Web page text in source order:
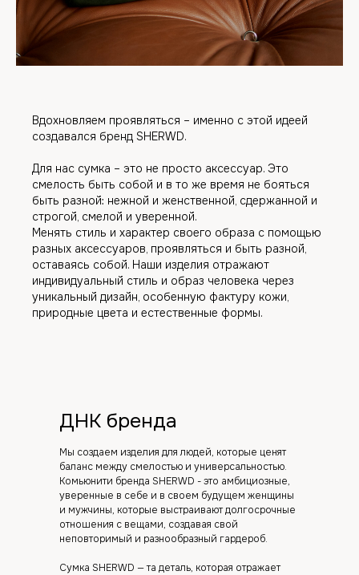
Вдохновляем проявляться – именно с этой идеей
создавался бренд SHERWD.
Для нас сумка – это не просто аксессуар. Это
смелость быть собой и в то же время не бояться
быть разной: нежной и женственной, сдержанной и
строгой, смелой и уверенной.
Менять стиль и характер своего образа с помощью
разных аксессуаров, проявляться и быть разной,
оставаясь собой. Наши изделия отражают
индивидуальный стиль и образ человека через
уникальный дизайн, особенную фактуру кожи,
природные цвета и естественные формы.
ДНК бренда
Мы создаем изделия для людей, которые ценят
баланс между смелостью и универсальностью.
Комьюнити бренда SHERWD - это амбициозные,
уверенные в себе и в своем будущем женщины
и мужчины, которые выстраивают долгосрочные
отношения с вещами, создавая свой
неповторимый и разнообразный гардероб.
Сумка SHERWD — та деталь, которая отражает